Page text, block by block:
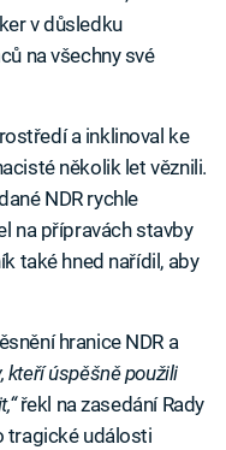
v důsledku
na všechny své
a inklinoval ke
několik let věznili.
NDR rychle
na přípravách stavby
také hned nařídil, aby
hranice NDR a
kteří úspěšně použili
řekl na zasedání Rady
tragické události